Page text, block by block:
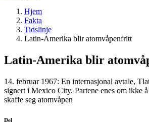
Hjem
Fakta
Tidslinje
Latin-Amerika blir atomvåpenfritt
Latin-Amerika blir
14. februar 1967: En internasjonal avtale,
signert i Mexico City. Partene enes om ikke
skaffe seg atomvåpen
Del